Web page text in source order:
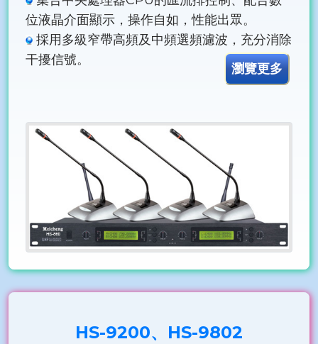
位液晶介面顯示，操作自如，性能出眾。
採用多級窄帶高頻及中頻選頻濾波，充分消除
干擾信號。
瀏覽更多
HS-9200、HS-9802